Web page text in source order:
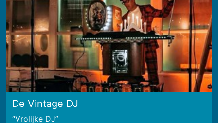
De Vintage DJ
Vrolijke DJ